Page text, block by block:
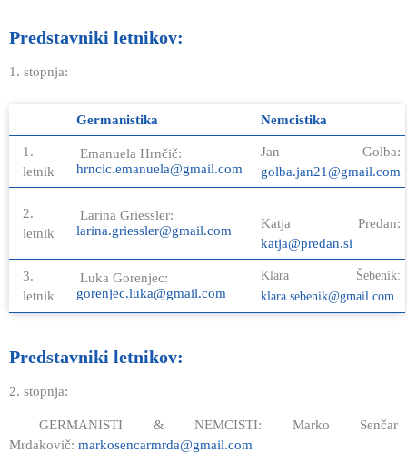
Predstavniki letnikov:
1. stopnja:
Germanistika Nemcistika
1.
letnik
Emanuela Hrnčič:
hrncic.emanuela@gmail.com
Jan Golba:
golba.jan21@gmail.com
2.
letnik
Larina Griessler:
larina.griessler@gmail.com
Katja Predan:
katja@predan.si
3.
letnik
Luka Gorenjec:
gorenjec.luka@gmail.com
Klara Šebenik:
klara.sebenik@gmail.com
Predstavniki letnikov:
2. stopnja:
GERMANISTI & NEMCISTI: Marko Senčar
Mrdakovič: markosencarmrda@gmail.com